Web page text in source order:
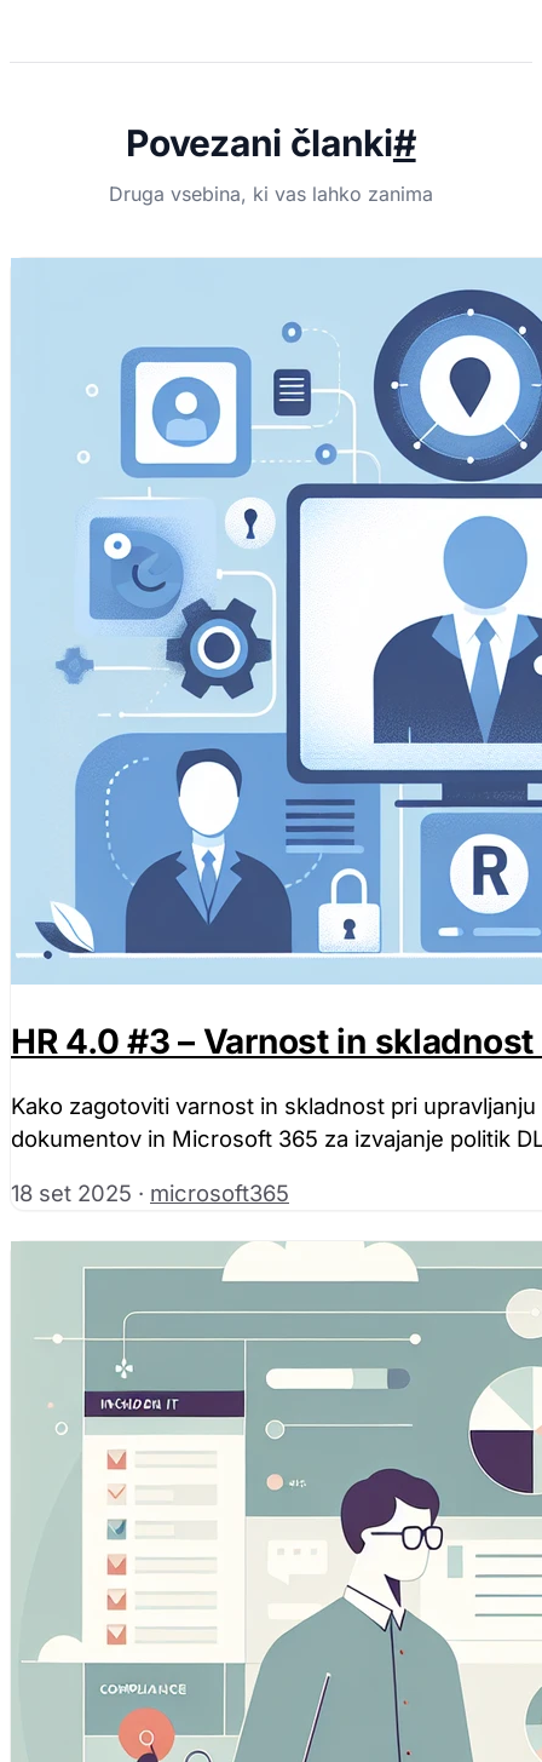
Povezani članki#
Druga vsebina, ki vas lahko zanima
HR 4.0 #3 – Varnost in
Kako zagotoviti varnost in skladnost pri
dokumentov in Microsoft 365 za izvajanje politik
18 set 2025 · microsoft365